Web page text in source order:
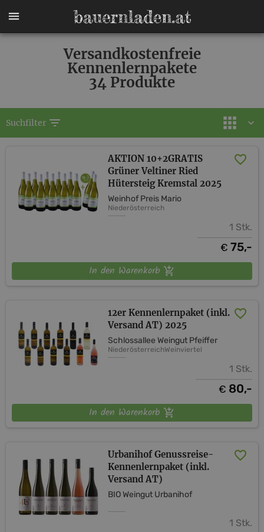
Versandkostenfreie
Kennenlernpakete
34 Produkte
Suchfilter filter_list
AKTION 10+2GRATIS
Grüner Veltiner Ried
Hütersteig Kremstal 2025
Weinhof Preis Mario
Niederösterreich
1 Stk.
€ 75,-
In den Warenkorb
12er Kennenlernpaket (inkl.
Versand AT) 2025
Schlossallee Weingut Pfeiffer
NiederösterreichWeinviertel
1 Stk.
€ 80,-
In den Warenkorb
Urbanihof Genussreise-
Kennenlernpaket (inkl.
Versand AT)
BIO Weingut Urbanihof
1 Stk.